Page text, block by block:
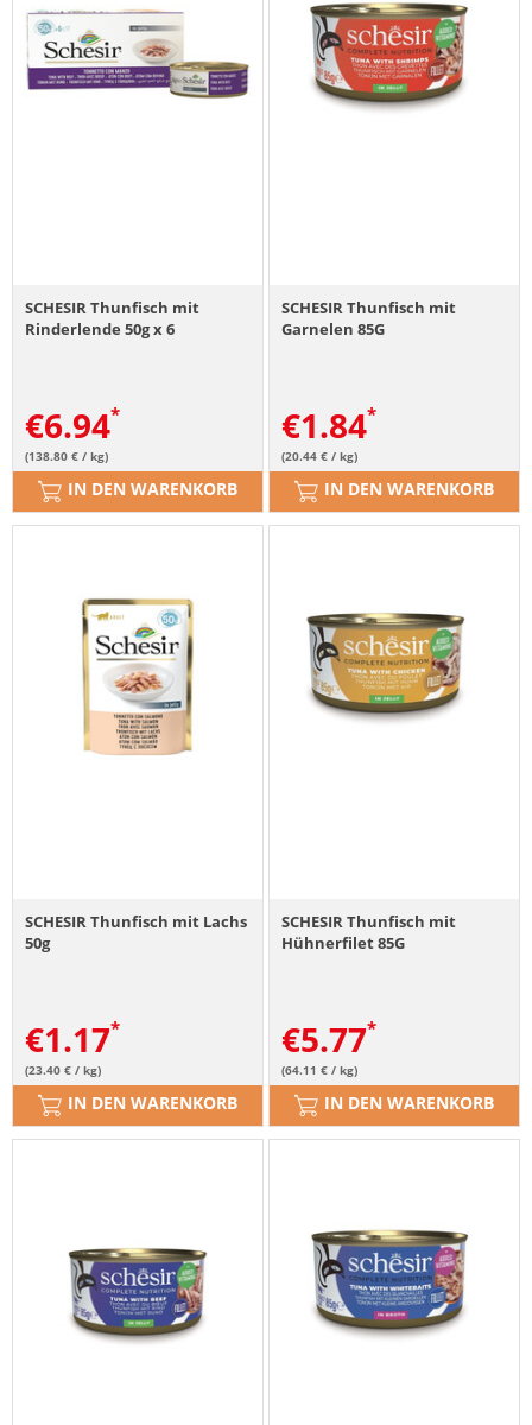
SCHESIR Thunfisch mit
Rinderlende 50g x 6
€6.94
(138.80 € / kg)
IN DEN WARENKORB
SCHESIR Thunfisch mit
Garnelen 85G
€1.84
(20.44 € / kg)
IN DEN WARENKORB
SCHESIR Thunfisch mit Lachs
50g
€1.17
(23.40 € / kg)
IN DEN WARENKORB
SCHESIR Thunfisch mit
Hühnerfilet 85G
€5.77
(64.11 € / kg)
IN DEN WARENKORB